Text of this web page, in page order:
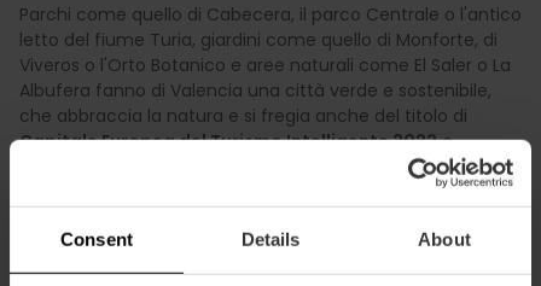
Consent Details About
Parchi come quello di Cabecera, il parco Centrale o l'antico
letto del fiume Turia, giardini come quello di Monforte, di
Viveros o l'Orto Botanico e aree naturali come El Saler o La
Albufera fanno di Valencia una città verde e sostenibile,
che abbraccia la natura e si fregia anche del titolo di
Capitale Europea del Turismo Intelligente 2022e
. La città perfetta per
praticare sport all'aria aperta, con numerose infrastrutture
sano. Non possiamo non menzionare la gastronomia
valenciana, che è un'ode alla vera dieta mediterranea.